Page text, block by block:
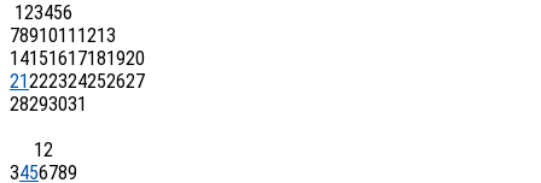
123456
7891011 1213
14151617181920
21222324252627
28293031
12
3456789